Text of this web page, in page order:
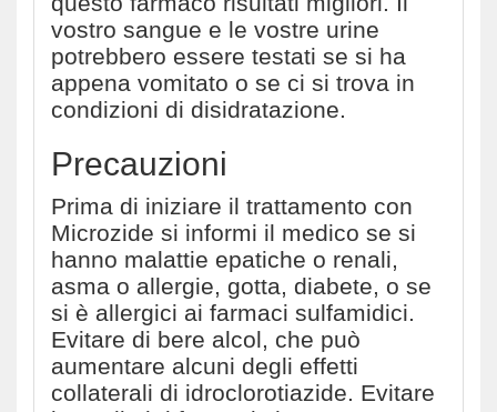
vostro sangue e le vostre urine
potrebbero essere testati se si ha
appena vomitato o se ci si trova in
condizioni di disidratazione.
Precauzioni
Prima di iniziare il trattamento con
Microzide si informi il medico se si
hanno malattie epatiche o renali,
asma o allergie, gotta, diabete, o se
si è allergici ai farmaci sulfamidici.
Evitare di bere alcol, che può
aumentare alcuni degli effetti
collaterali di idroclorotiazide. Evitare